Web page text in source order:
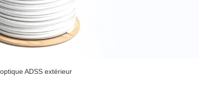
ADSS extérieur